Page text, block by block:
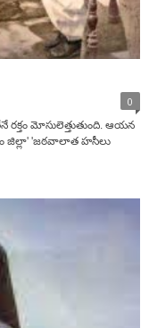
0
మోసులెత్తుతుంది. ఆయన
జిల్లా' 'జఠవాలాత హసీలు